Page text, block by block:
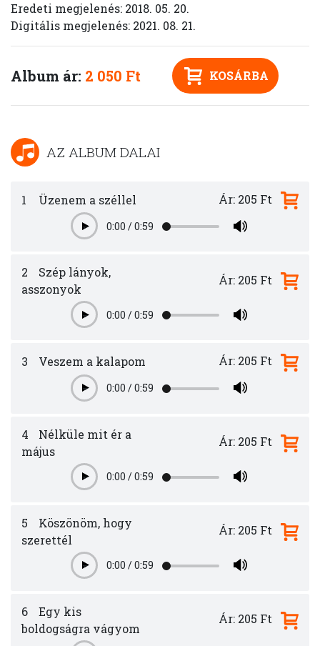
Eredeti megjelenés: 2018. 05. 20.
Digitális megjelenés: 2021. 08. 21.
Album ár: 2 050 Ft KOSÁRBA
AZ ALBUM DALAI
1 Üzenem a széllel
Play0:00 /0:59
Ár: 205 Ft
2
Szép lányok,
asszonyok
Play0:00 /0:59
Ár: 205 Ft
3 Veszem a kalapom
Play0:00 /0:59
Ár: 205 Ft
4
Nélküle mit ér a
május
Play0:00 /0:59
Ár: 205 Ft
5
Köszönöm, hogy
szerettél
Play0:00 /0:59
Ár: 205 Ft
6
Egy kis
boldogságra vágyom
Ár: 205 Ft